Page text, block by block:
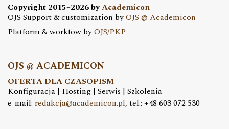
Copyright 2015–2026 byAcademicon
OJS Support & customization byOJS @ Academicon
Platform & workfow byOJS/PKP
OJS @ ACADEMICON
OFERTA DLA CZASOPISM
Konfiguracja | Hosting | Serwis | Szkolenia
e-mail: redakcja@academicon.pl, tel.: +48 603 072 530